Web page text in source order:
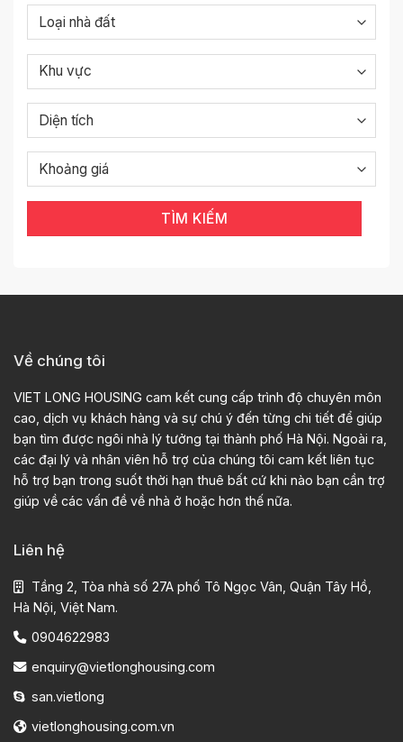
TÌM KIẾM
Về chúng tôi
VIET LONG HOUSING cam kết cung cấp trình độ chuyên môn
cao, dịch vụ khách hàng và sự chú ý đến từng chi tiết để giúp
bạn tìm được ngôi nhà lý tưởng tại thành phố Hà Nội. Ngoài ra,
các đại lý và nhân viên hỗ trợ của chúng tôi cam kết liên tục
hỗ trợ bạn trong suốt thời hạn thuê bất cứ khi nào bạn cần trợ
giúp về các vấn đề về nhà ở hoặc hơn thế nữa.
Liên hệ
Tầng 2, Tòa nhà số 27A phố Tô Ngọc Vân, Quận Tây Hồ,
Hà Nội, Việt Nam.
0904622983
enquiry@vietlonghousing.com
san.vietlong
vietlonghousing.com.vn